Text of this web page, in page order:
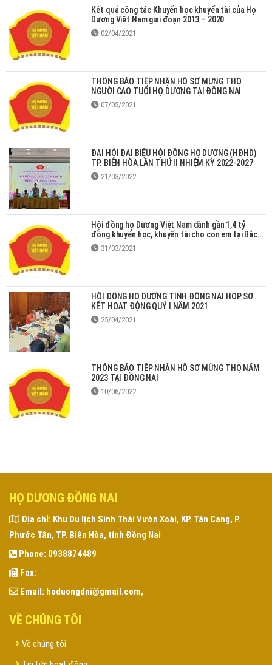
Kết quả công tác Khuyến học khuyến tài của Họ
Dương Việt Nam giai đoạn 2013 – 2020
02/04/2021
THÔNG BÁO TIẾP NHẬN HỒ SƠ MỪNG THỌ
NGƯỜI CAO TUỔI HỌ DƯƠNG TẠI ĐỒNG NAI
07/05/2021
ĐẠI HỘI ĐẠI BIỂU HỘI ĐỒNG HỌ DƯƠNG (HĐHD)
TP. BIÊN HÒA LẦN THỨ II NHIỆM KỲ 2022-2027
21/03/2022
Hội đồng họ Dương Việt Nam dành gần 1,4 tỷ
đồng khuyến học, khuyến tài cho con em tại Bắc
Giang31/03/2021
HỘI ĐỒNG HỌ DƯƠNG TỈNH ĐỒNG NAI HỌP SƠ
KẾT HOẠT ĐỘNG QUÝ I NĂM 2021
25/04/2021
THÔNG BÁO TIẾP NHẬN HỒ SƠ MỪNG THỌ NĂM
2023 TẠI ĐỒNG NAI
10/06/2022
HỌ DƯƠNG ĐỒNG NAI
Địa chỉ: Khu Du lịch Sinh Thái Vườn Xoài, KP. Tân Cang, P.
Phước Tân, TP. Biên Hòa, tỉnh Đồng Nai
Phone: 0938874489
Fax:
Email: hoduongdni@gmail.com,
VỀ CHÚNG TÔI
Về chúng tôi